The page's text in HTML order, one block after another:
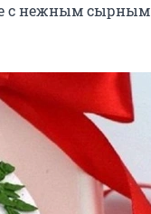
с нежным сырным